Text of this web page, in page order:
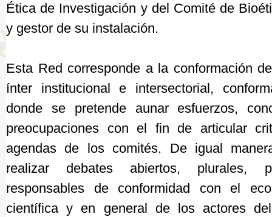
Ética de Investigación y del Comité de
y gestor de su instalación.
Esta Red corresponde a la conformación
ínter institucional e intersectorial,
donde se pretende aunar esfuerzos,
preocupaciones con el fin de articular
agendas de los comités. De igual
realizar debates abiertos, plurales,
responsables de conformidad con el
científica y en general de los actores